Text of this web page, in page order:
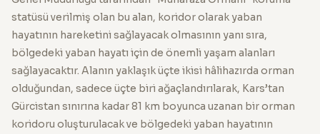
statüsü verilmiş olan bu alan, koridor olarak yaban
hayatının hareketini sağlayacak olmasının yanı sıra,
bölgedeki yaban hayatı için de önemli yaşam alanları
sağlayacaktır. Alanın yaklaşık üçte ikisi hâlihazırda orman
olduğundan, sadece üçte biri ağaçlandırılarak, Kars’tan
Gürcistan sınırına kadar 81 km boyunca uzanan bir orman
koridoru oluşturulacak ve bölgedeki yaban hayatının